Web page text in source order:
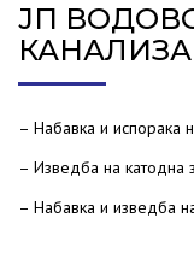
ЈП
– Набавка и испорака
– Изведба на катодна
– Набавка и изведба